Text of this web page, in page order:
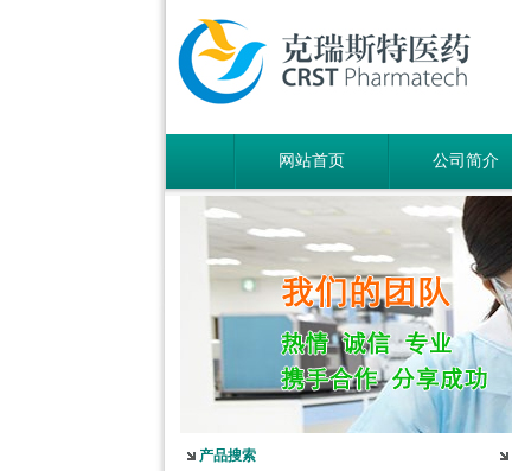
网站首页 公司简介
产品搜索
5-羟基异喹啉